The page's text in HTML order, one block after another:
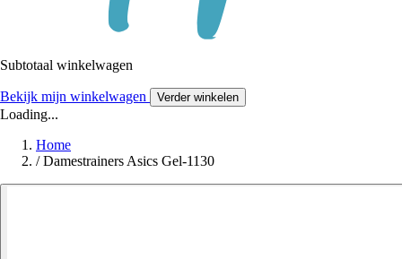
Subtotaal winkelwagen
Bekijk mijn winkelwagen Verder winkelen
Loading...
Home
/ Damestrainers Asics Gel-1130